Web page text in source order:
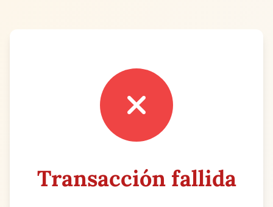
Transacción fallida